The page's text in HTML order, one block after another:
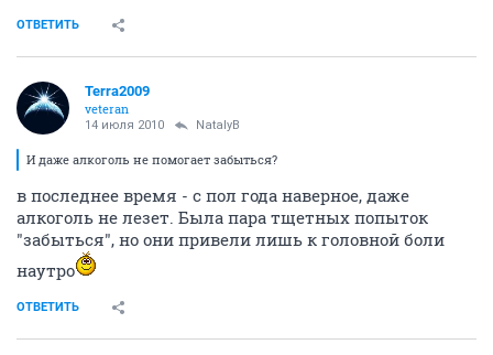
ОТВЕТИТЬ
Terra2009
veteran
14 июля 2010 NatalyB
И даже алкоголь не помогает забыться?
в последнее время - с пол года наверное, даже
алкоголь не лезет. Была пара тщетных попыток
"забыться", но они привели лишь к головной боли
наутро
ОТВЕТИТЬ